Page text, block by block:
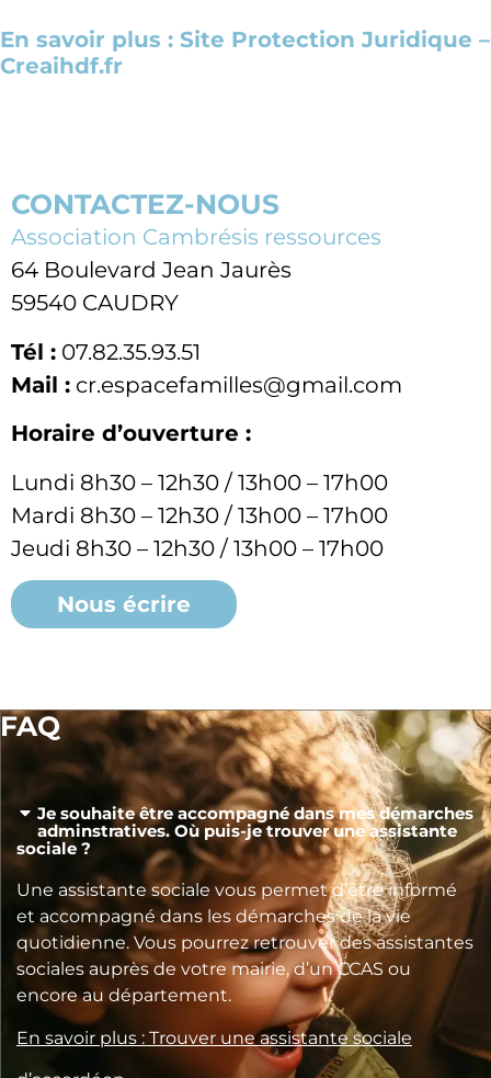
En savoir plus : Site Protection Juridique –
Creaihdf.fr
CONTACTEZ-NOUS
Association Cambrésis ressources
64 Boulevard Jean Jaurès
59540 CAUDRY
Tél : 07.82.35.93.51
Mail : cr.espacefamilles@gmail.com
Horaire d’ouverture :
Lundi 8h30 – 12h30 / 13h00 – 17h00
Mardi 8h30 – 12h30 / 13h00 – 17h00
Jeudi 8h30 – 12h30 / 13h00 – 17h00
Nous écrire
FAQ
Je souhaite être accompagné dans mes démarches
adminstratives. Où puis-je trouver une assistante
sociale ?
Une assistante sociale vous permet d’être informé
et accompagné dans les démarches de la vie
quotidienne. Vous pourrez retrouver des assistantes
sociales auprès de votre mairie, d’un CCAS ou
encore au département.
En savoir plus : Trouver une assistante sociale